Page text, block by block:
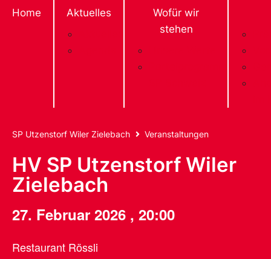
Home
Aktuelles
Wofür wir
stehen
SP Utzenstorf Wiler Zielebach Veranstaltungen
HV SP Utzenstorf Wiler
Zielebach
27. Februar 2026 , 20:00
Restaurant Rössli